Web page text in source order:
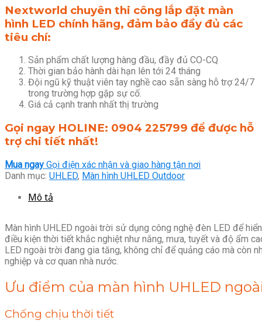
Nextworld chuyên thi công lắp đặt màn
hình LED chính hãng, đảm bảo đầy đủ các
tiêu chí:
Sản phẩm chất lượng hàng đầu, đầy đủ CO-CQ
Thời gian bảo hành dài hạn lên tới 24 tháng
Đội ngũ kỹ thuật viên tay nghề cao sẵn sàng hỗ trợ 24/7
trong trường hợp gặp sự cố.
Giá cả cạnh tranh nhất thị trường
Gọi ngay HOLINE: 0904 225799 để được hỗ
trợ chi tiết nhất!
Mua ngay Gọi điện xác nhận và giao hàng tận nơi
Danh mục: UHLED, Màn hình UHLED Outdoor
Mô tả
Màn hình UHLED ngoài trời sử dụng công nghệ đèn LED để
điều kiện thời tiết khắc nghiệt như nắng, mưa, tuyết và độ ẩm
LED ngoài trời đang gia tăng, không chỉ để quảng cáo mà còn
nghiệp và cơ quan nhà nước.
Ưu điểm của màn hình UHLED
Chống chịu thời tiết